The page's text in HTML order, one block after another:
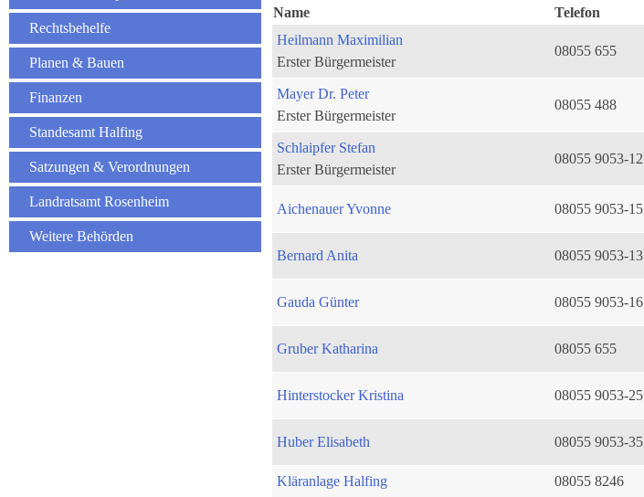
Rechtsbehelfe
Planen & Bauen
Finanzen
Standesamt Halfing
Satzungen & Verordnungen
Landratsamt Rosenheim
Weitere Behörden
Name
Telefon
Heilmann Maximilian
Erster Bürgermeister
08055 655
Mayer Dr. Peter
Erster Bürgermeister
08055 488
Schlaipfer Stefan
Erster Bürgermeister
08055 9053-12
Aichenauer Yvonne 08055 9053-15
Bernard Anita 08055 9053-13
Gauda Günter 08055 9053-16
Gruber Katharina 08055 655
Hinterstocker Kristina 08055 9053-25
Huber Elisabeth 08055 9053-35
Kläranlage Halfing
08055 8246